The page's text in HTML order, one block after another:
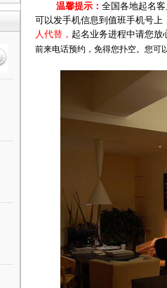
温馨提示： 全国各地起名
可以发手机信息到值班手机号
人代替， 起名业务进程中请您放
前来电话预约，免得您扑空。您可